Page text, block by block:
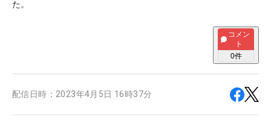
た。
コメン
ト
0件
配信日時： 2023年4月5日 16時37分